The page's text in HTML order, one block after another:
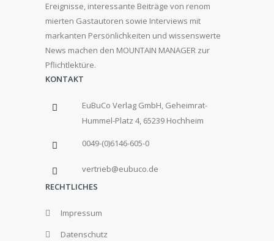
Ereignisse, interessante Beiträge von renom
mierten Gastautoren sowie Interviews mit
markanten Persönlichkeiten und wissenswerte
News machen den MOUNTAIN MANAGER zur
Pflichtlektüre.
KONTAKT
EuBuCo Verlag GmbH, Geheimrat-
Hummel-Platz 4, 65239 Hochheim
0049-(0)6146-605-0
vertrieb@eubuco.de
RECHTLICHES
Impressum
Datenschutz